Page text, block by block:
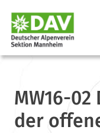
MW16-02
der